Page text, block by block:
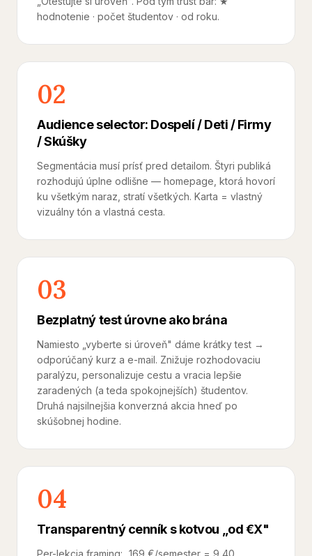
hodnotenie · počet študentov · od roku.
02
Audience selector: Dospelí / Deti / Firmy
/ Skúšky
Segmentácia musí prísť pred detailom. Štyri publiká
rozhodujú úplne odlišne — homepage, ktorá hovorí
ku všetkým naraz, stratí všetkých. Karta = vlastný
vizuálny tón a vlastná cesta.
03
Bezplatný test úrovne ako brána
Namiesto „vyberte si úroveň" dáme krátky test →
odporúčaný kurz a e-mail. Znižuje rozhodovaciu
paralýzu, personalizuje cestu a vracia lepšie
zaradených (a teda spokojnejších) študentov.
Druhá najsilnejšia konverzná akcia hneď po
skúšobnej hodine.
04
Transparentný cenník s kotvou „od €X"
Per-lekcia framing: „169 €/semester = 9,40